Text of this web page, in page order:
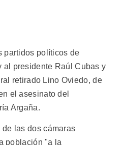
partidos políticos de
al presidente Raúl Cubas y
retirado Lino Oviedo, de
el asesinato del
Argaña.
las dos cámaras
población "a la